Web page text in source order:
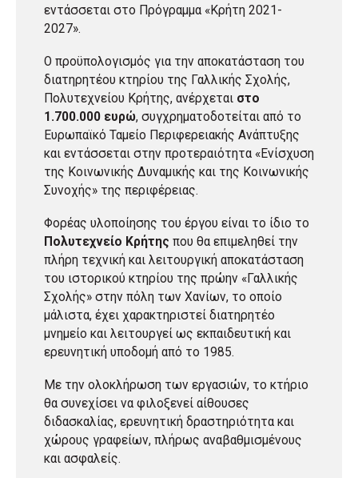
εντάσσεται στο Πρόγραμμα «Κρήτη 2021-
2027».
Ο προϋπολογισμός για την αποκατάσταση του
διατηρητέου κτηρίου της Γαλλικής Σχολής,
Πολυτεχνείου Κρήτης, ανέρχεται στο
1.700.000 ευρώ, συγχρηματοδοτείται από το
Ευρωπαϊκό Ταμείο Περιφερειακής Ανάπτυξης
και εντάσσεται στην προτεραιότητα «Ενίσχυση
της Κοινωνικής Δυναμικής και της Κοινωνικής
Συνοχής» της περιφέρειας.
Φορέας υλοποίησης του έργου είναι το ίδιο το
Πολυτεχνείο Κρήτης που θα επιμεληθεί την
πλήρη τεχνική και λειτουργική αποκατάσταση
του ιστορικού κτηρίου της πρώην «Γαλλικής
Σχολής» στην πόλη των Χανίων, το οποίο
μάλιστα, έχει χαρακτηριστεί διατηρητέο
μνημείο και λειτουργεί ως εκπαιδευτική και
ερευνητική υποδομή από το 1985.
Με την ολοκλήρωση των εργασιών, το κτήριο
θα συνεχίσει να φιλοξενεί αίθουσες
διδασκαλίας, ερευνητική δραστηριότητα και
χώρους γραφείων, πλήρως αναβαθμισμένους
και ασφαλείς.